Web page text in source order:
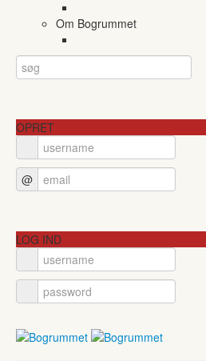
Om Bogrummet
OPRET
@
LOG IND